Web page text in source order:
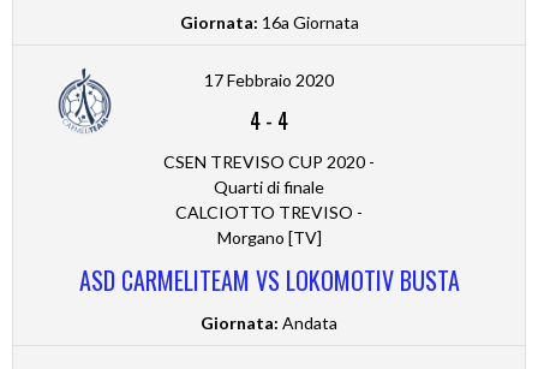
Giornata: 16a Giornata
17 Febbraio 2020
4- 4
CSEN TREVISO CUP 2020 -
Quarti di finale
CALCIOTTO TREVISO -
Morgano [TV]
ASD CARMELITEAM VS LOKOMOTIV BUSTA
Giornata: Andata